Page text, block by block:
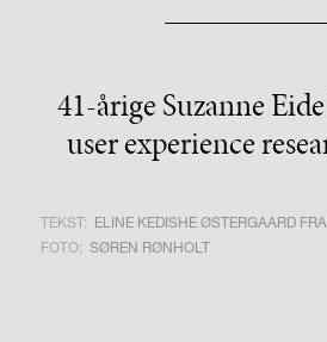
41-årige Suzanne
user experience
TEKST: ELINE KEDISHE ØSTERGAARD
FOTO: SØREN RØNHOLT